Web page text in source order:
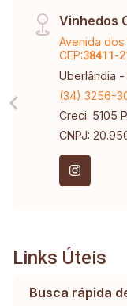
Vinhedos
Avenida
CEP:38411-
Uberlândia -
(34) 3256-
Creci: 5105
CNPJ:
Links Úteis
Busca rápida